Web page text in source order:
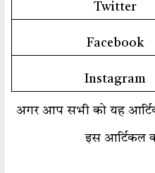
Twitter
Facebook
Instagram
अगर आप सभी को यह
इस आर्टिकल